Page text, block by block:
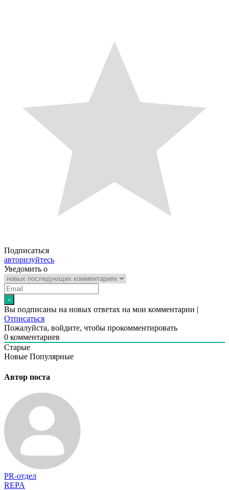
Подписаться
авторизуйтесь
Уведомить о
Вы подписаны на новых ответах на мои комментарии |
Отписаться
Пожалуйста, войдите, чтобы прокомментировать
0 комментариев
Старые
Новые Популярные
Автор поста
PR-отдел
REPA